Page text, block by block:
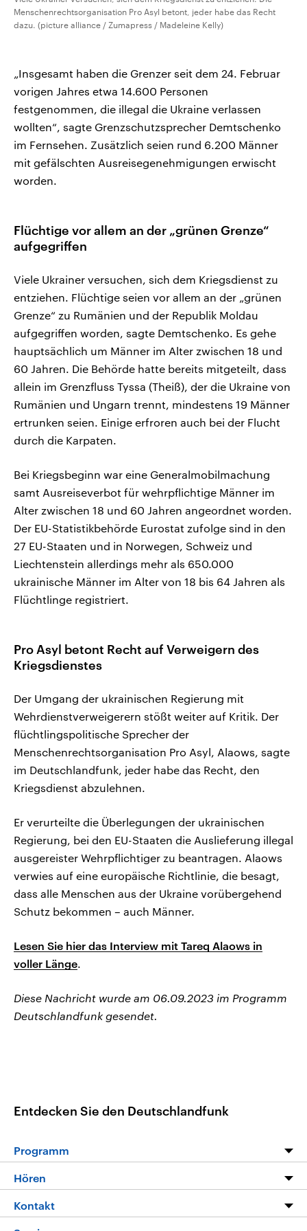
Menschenrechtsorganisation Pro Asyl betont, jeder habe das Recht
dazu. (picture alliance / Zumapress / Madeleine Kelly)
„Insgesamt haben die Grenzer seit dem 24. Februar
vorigen Jahres etwa 14.600 Personen
festgenommen, die illegal die Ukraine verlassen
wollten“, sagte Grenzschutzsprecher Demtschenko
im Fernsehen. Zusätzlich seien rund 6.200 Männer
mit gefälschten Ausreisegenehmigungen erwischt
worden.
Flüchtige vor allem an der „grünen Grenze“
aufgegriffen
Viele Ukrainer versuchen, sich dem Kriegsdienst zu
entziehen. Flüchtige seien vor allem an der „grünen
Grenze“ zu Rumänien und der Republik Moldau
aufgegriffen worden, sagte Demtschenko. Es gehe
hauptsächlich um Männer im Alter zwischen 18 und
60 Jahren. Die Behörde hatte bereits mitgeteilt, dass
allein im Grenzfluss Tyssa (Theiß), der die Ukraine von
Rumänien und Ungarn trennt, mindestens 19 Männer
ertrunken seien. Einige erfroren auch bei der Flucht
durch die Karpaten.
Bei Kriegsbeginn war eine Generalmobilmachung
samt Ausreiseverbot für wehrpflichtige Männer im
Alter zwischen 18 und 60 Jahren angeordnet worden.
Der EU-Statistikbehörde Eurostat zufolge sind in den
27 EU-Staaten und in Norwegen, Schweiz und
Liechtenstein allerdings mehr als 650.000
ukrainische Männer im Alter von 18 bis 64 Jahren als
Flüchtlinge registriert.
Pro Asyl betont Recht auf Verweigern des
Kriegsdienstes
Der Umgang der ukrainischen Regierung mit
Wehrdienstverweigerern stößt weiter auf Kritik. Der
flüchtlingspolitische Sprecher der
Menschenrechtsorganisation Pro Asyl, Alaows, sagte
im Deutschlandfunk, jeder habe das Recht, den
Kriegsdienst abzulehnen.
Er verurteilte die Überlegungen der ukrainischen
Regierung, bei den EU-Staaten die Auslieferung illegal
ausgereister Wehrpflichtiger zu beantragen. Alaows
verwies auf eine europäische Richtlinie, die besagt,
dass alle Menschen aus der Ukraine vorübergehend
Schutz bekommen – auch Männer.
Lesen Sie hier das Interview mit Tareq Alaows in
voller Länge.
Diese Nachricht wurde am 06.09.2023 im Programm
Deutschlandfunk gesendet.
Entdecken Sie den Deutschlandfunk
Programm
Programm
Die Nachrichten
Hören
Livestream
Kontakt